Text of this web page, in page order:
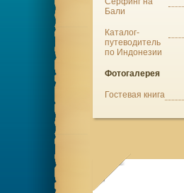
Бали
Каталог-
путеводитель
по Индонезии
Фотогалерея
Гостевая книга